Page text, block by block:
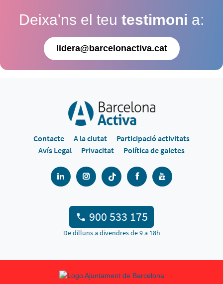
Deixa'ns el teu testimoni a:
lidera@barcelonactiva.cat
Contacte A la ciutat
Participació activitats
Avís Legal
Privacitat Política de galetes
900 533 175
De dilluns a divendres de 9 a 18h